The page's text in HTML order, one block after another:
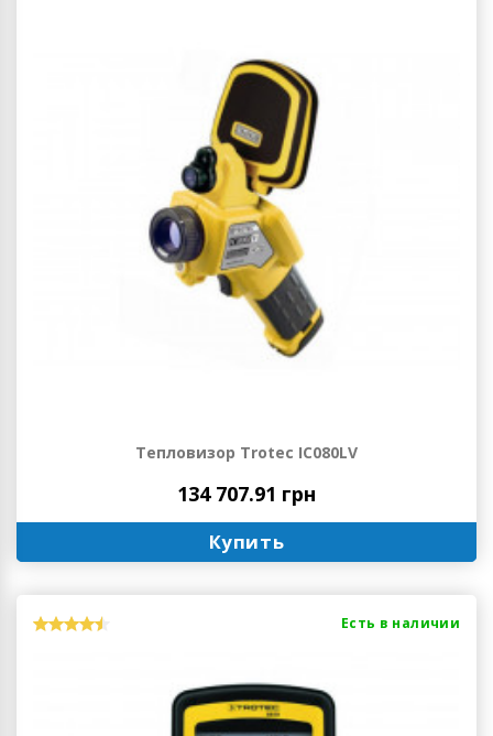
Тепловизор Trotec IC080LV
134 707.91 грн
Купить
Есть в наличии